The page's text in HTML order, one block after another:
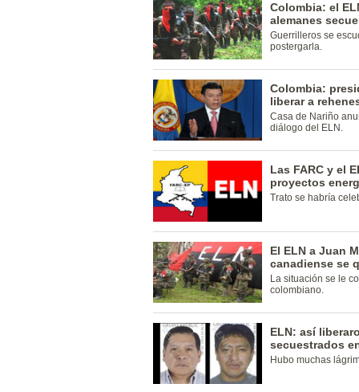
Colombia: el
alemanes
Guerrilleros se
postergarla.
Colombia:
liberar a
Casa de Nariño
diálogo del ELN.
Las FARC y el
proyectos
Trato se habría
El ELN a Juan
canadiense se
La situación se le
colombiano.
ELN: así
secuestrados
Hubo muchas